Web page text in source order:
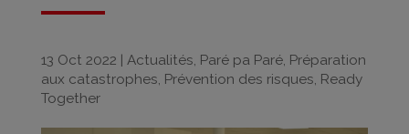
13 Oct 2022 | Actualités, Paré pa Paré, Préparation
aux catastrophes, Prévention des risques, Ready
Together